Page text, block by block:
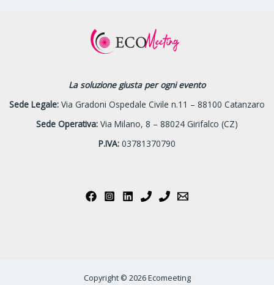
La soluzione giusta per ogni evento
Sede Legale: Via Gradoni Ospedale Civile n.11 – 88100 Catanzaro
Sede Operativa: Via Milano, 8 – 88024 Girifalco (CZ)
P.IVA: 03781370790
Copyright © 2026 Ecomeeting